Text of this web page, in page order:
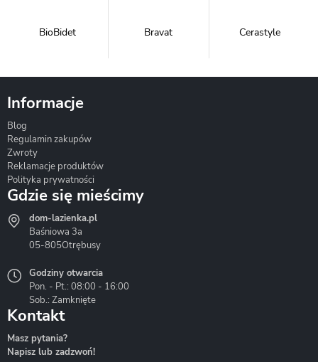
BioBidet Bravat Cerastyle
Hydrostop
Liveno
Informacje
Blog
Regulamin zakupów
Zwroty
Reklamacje produktów
Polityka prywatności
Gdzie się mieścimy
dom-lazienka.pl
Baśniowa 3a
05-805Otrębusy
Godziny otwarcia
Pon. - Pt.: 08:00 - 16:00
Sob.: Zamknięte
Kontakt
Masz pytania?
Napisz lub zadzwoń!